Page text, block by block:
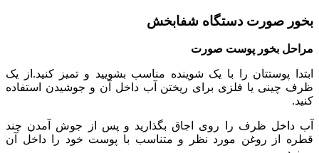
بخور صورت دستگاه شفابخش
مراحل بخور پوست صورت
ابتدا پوستتان را با یک شوینده مناسب بشویید و تمیز کنید.از یک
ظرف چینی یا فلزی برای ریختن آب داخل آن و جوشیدن استفاده
کنید.
آب داخل ظرف را روی اجاق بگذارید و پس از جوش آمدن چند
قطره از روغن مورد نظر و متناسب با پوست خود را داخل آن